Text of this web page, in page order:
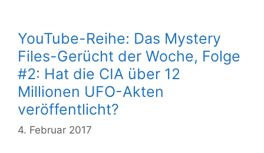
YouTube-Reihe: Das Mystery
Files-Gerücht der Woche, Folge
#2: Hat die CIA über 12
Millionen UFO-Akten
veröffentlicht?
4. Februar 2017